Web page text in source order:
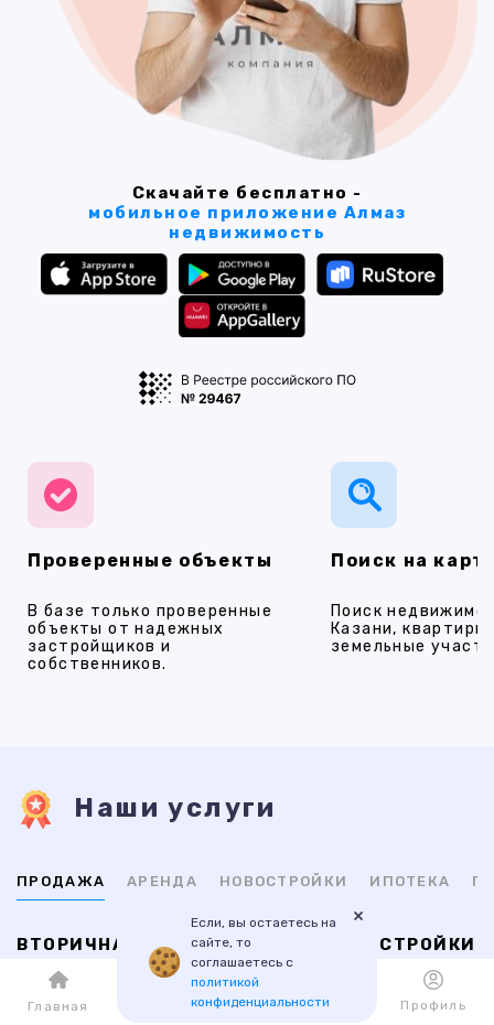
Скачайте бесплатно -
мобильное приложение Алмаз
недвижимость
Проверенные объекты
В базе только проверенные
объекты от надежных
застройщиков и
собственников.
Поиск на
Поиск
Казани,
земельные
Наши услуги
ПРОДАЖА АРЕНДА НОВОСТРОЙКИ ИПОТЕКА
ВТОРИЧНАЯ
1-комнатные
2-комнатные
НОВОСТРОЙКИ
1-комнатные
2-комнатные
Если, вы остаетесь на
сайте, то
соглашаетесь с
политикой
конфиденциальности
×
Главная Каталог Избранное Профиль